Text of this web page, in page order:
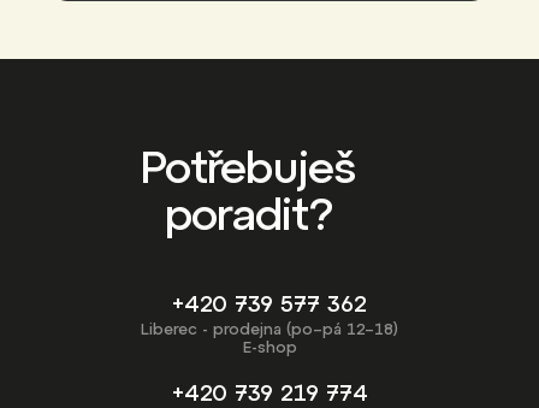
Potřebuješ
poradit?
+420 739 577 362
Liberec - prodejna (po–pá 12–18)
E-shop
+420 739 219 774